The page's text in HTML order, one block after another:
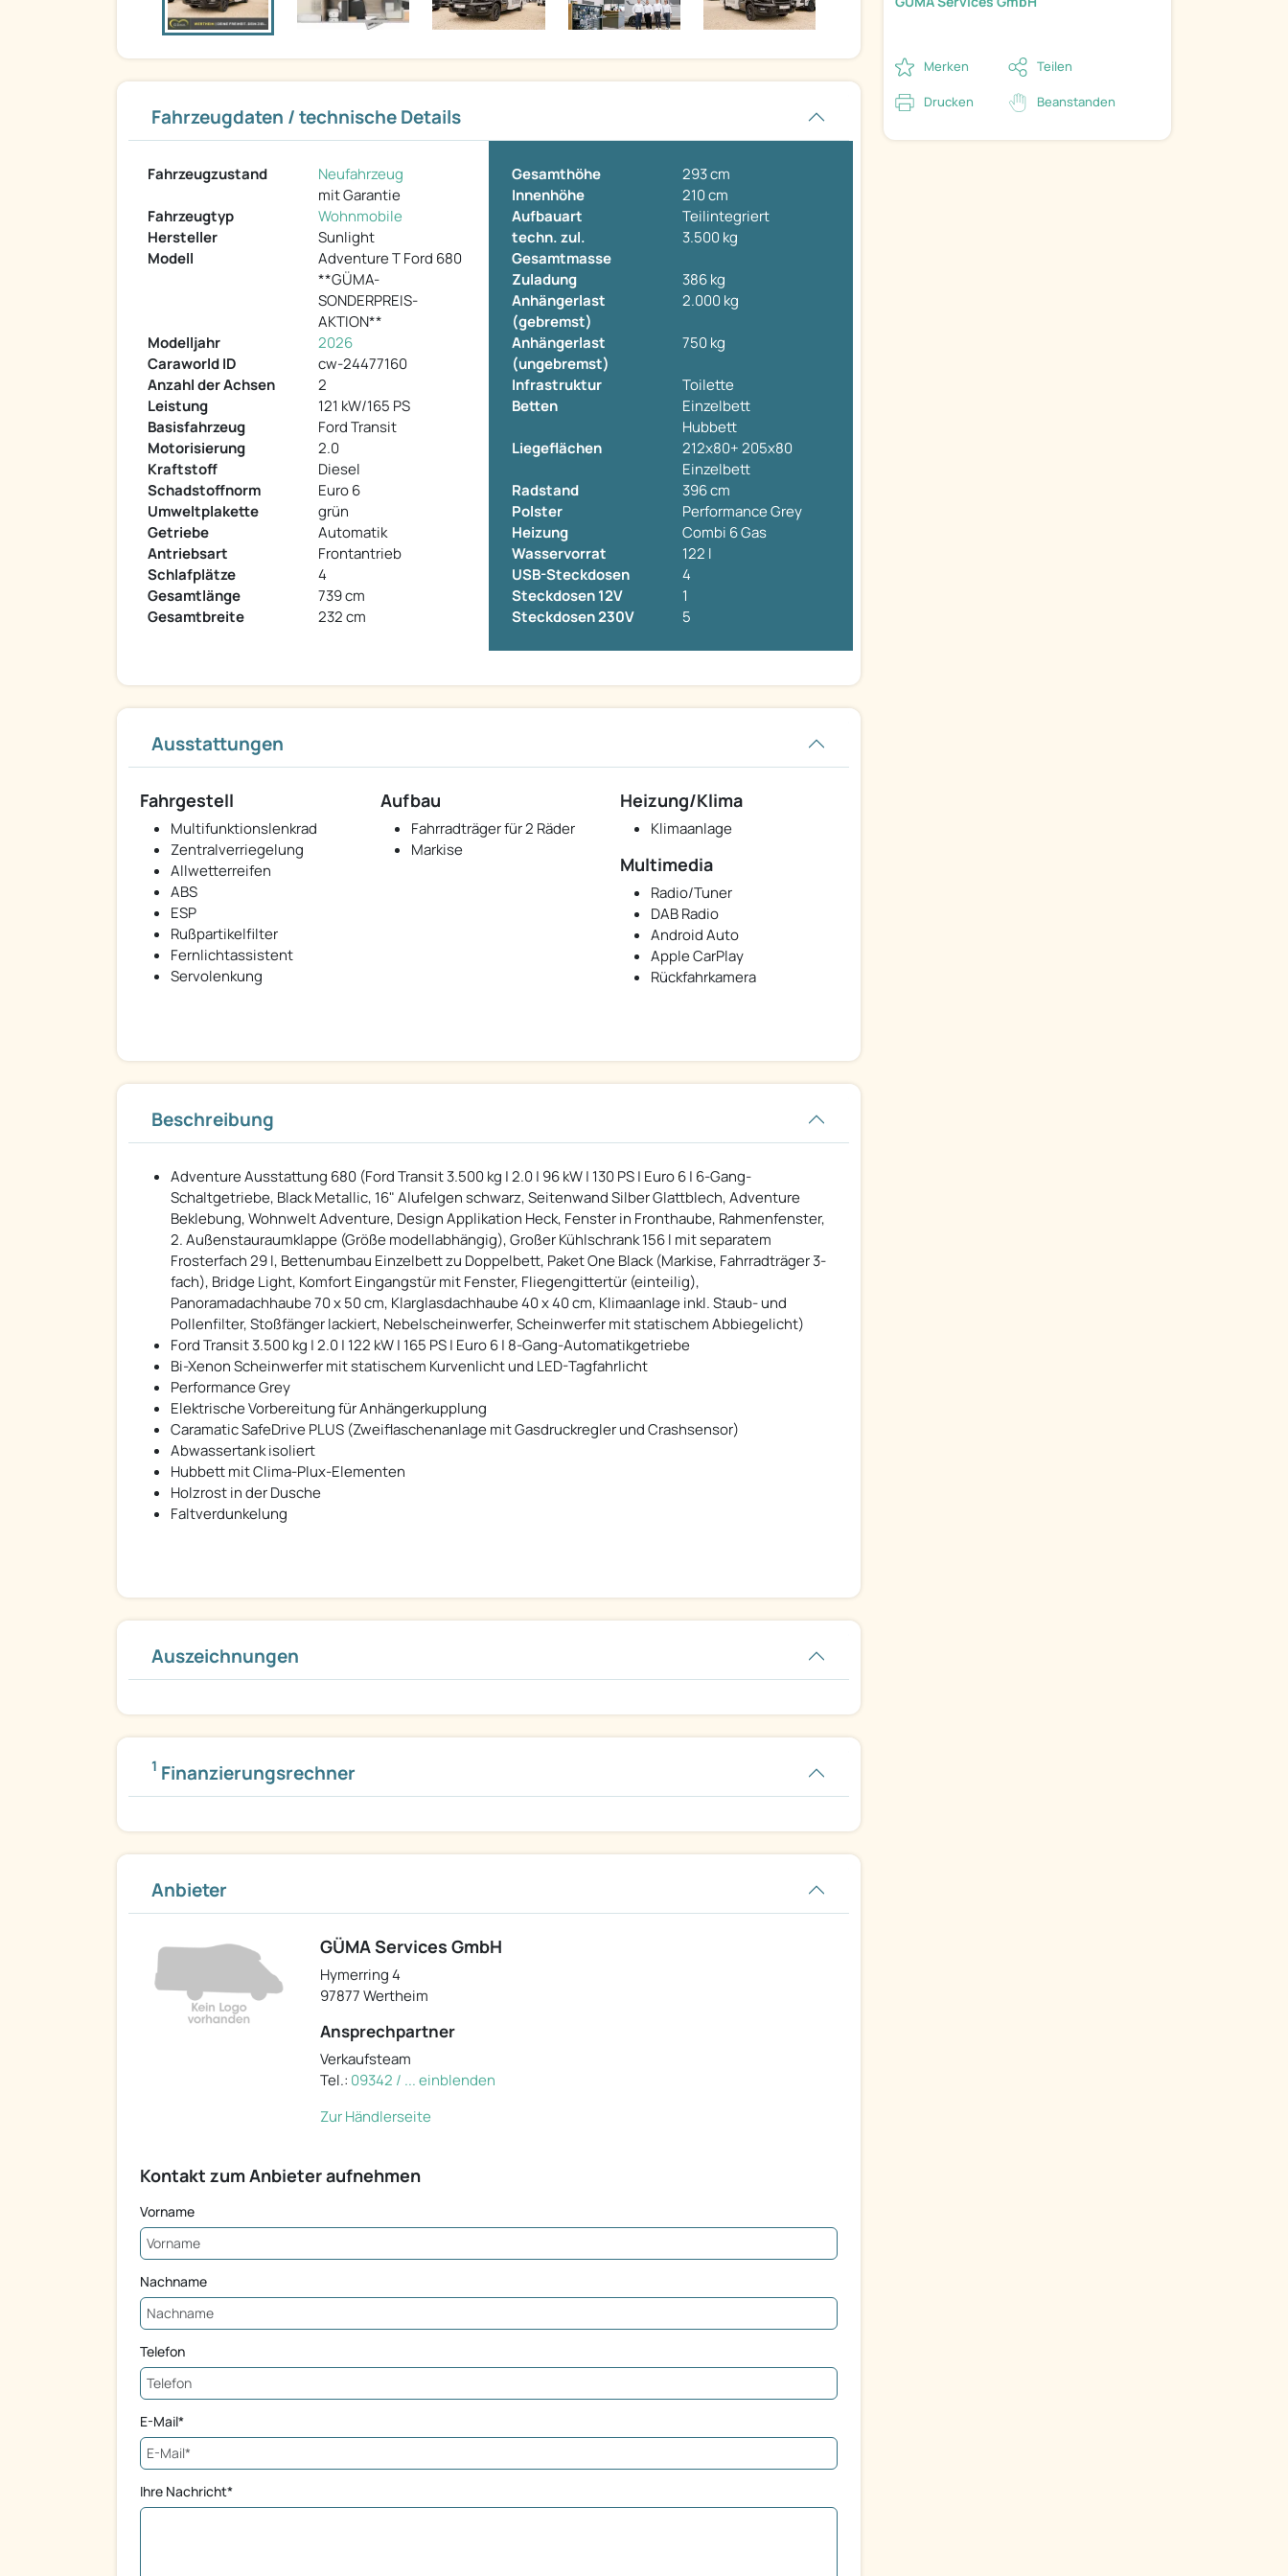
Fahrzeugdaten / technische Details
Fahrzeugzustand
Neufahrzeug
mit Garantie
Fahrzeugtyp
Wohnmobile
Hersteller
Sunlight
Modell
Adventure T Ford 680
**GÜMA-
SONDERPREIS-
AKTION**
Modelljahr
2026
Caraworld ID
cw-24477160
Anzahl der Achsen
2
Leistung
121 kW/165 PS
Basisfahrzeug
Ford Transit
Motorisierung
2.0
Kraftstoff
Diesel
Schadstoffnorm
Euro 6
Umweltplakette
grün
Getriebe
Automatik
Antriebsart
Frontantrieb
Schlafplätze
4
Gesamtlänge
739 cm
Gesamtbreite
232 cm
Gesamthöhe
293 cm
Innenhöhe
210 cm
Aufbauart
Teilintegriert
techn. zul.
Gesamtmasse
3.500 kg
Zuladung
386 kg
Anhängerlast
(gebremst)
2.000 kg
Anhängerlast
(ungebremst)
750 kg
Infrastruktur
Toilette
Betten
Einzelbett
Hubbett
Liegeflächen
212x80+ 205x80
Einzelbett
Radstand
396 cm
Polster
Performance Grey
Heizung
Combi 6 Gas
Wasservorrat
122 l
USB-Steckdosen
4
Steckdosen 12V
1
Steckdosen 230V
5
Ausstattungen
Fahrgestell
Multifunktionslenkrad
Zentralverriegelung
Allwetterreifen
ABS
ESP
Rußpartikelfilter
Fernlichtassistent
Servolenkung
Aufbau
Fahrradträger für 2 Räder
Markise
Heizung/Klima
Klimaanlage
Multimedia
Radio/Tuner
DAB Radio
Android Auto
Apple CarPlay
Rückfahrkamera
Beschreibung
Adventure Ausstattung 680 (Ford Transit 3.500 kg | 2.0 | 96 kW | 130 PS | Euro 6 | 6-Gang-
Schaltgetriebe, Black Metallic, 16" Alufelgen schwarz, Seitenwand Silber Glattblech, Adventure
Beklebung, Wohnwelt Adventure, Design Applikation Heck, Fenster in Fronthaube, Rahmenfenster,
2. Außenstauraumklappe (Größe modellabhängig), Großer Kühlschrank 156 l mit separatem
Frosterfach 29 l, Bettenumbau Einzelbett zu Doppelbett, Paket One Black (Markise, Fahrradträger 3-
fach), Bridge Light, Komfort Eingangstür mit Fenster, Fliegengittertür (einteilig),
Panoramadachhaube 70 x 50 cm, Klarglasdachhaube 40 x 40 cm, Klimaanlage inkl. Staub- und
Pollenfilter, Stoßfänger lackiert, Nebelscheinwerfer, Scheinwerfer mit statischem Abbiegelicht)
Ford Transit 3.500 kg | 2.0 | 122 kW | 165 PS | Euro 6 | 8-Gang-Automatikgetriebe
Bi-Xenon Scheinwerfer mit statischem Kurvenlicht und LED-Tagfahrlicht
Performance Grey
Elektrische Vorbereitung für Anhängerkupplung
Caramatic SafeDrive PLUS (Zweiflaschenanlage mit Gasdruckregler und Crashsensor)
Abwassertank isoliert
Hubbett mit Clima-Plux-Elementen
Holzrost in der Dusche
Faltverdunkelung
Auszeichnungen
1 Finanzierungsrechner
Anbieter
GÜMA Services GmbH
Hymerring 4
97877 Wertheim
Ansprechpartner
Verkaufsteam
Tel.: 09342 / ... einblenden
Zur Händlerseite
Kontakt zum Anbieter aufnehmen
Vorname
Nachname
Telefon
E-Mail*
Ihre Nachricht*
Merken Teilen
Drucken Beanstanden